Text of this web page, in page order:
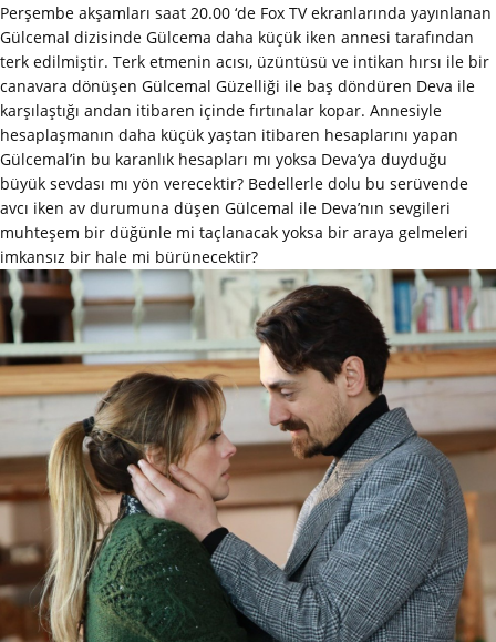
Perşembe akşamları saat 20.00 ‘de Fox TV ekranlarında yayınlanan
Gülcemal dizisinde Gülcema daha küçük iken annesi tarafından
terk edilmiştir. Terk etmenin acısı, üzüntüsü ve intikan hırsı ile bir
canavara dönüşen Gülcemal Güzelliği ile baş döndüren Deva ile
karşılaştığı andan itibaren içinde fırtınalar kopar. Annesiyle
hesaplaşmanın daha küçük yaştan itibaren hesaplarını yapan
Gülcemal’in bu karanlık hesapları mı yoksa Deva’ya duyduğu
büyük sevdası mı yön verecektir? Bedellerle dolu bu serüvende
avcı iken av durumuna düşen Gülcemal ile Deva’nın sevgileri
muhteşem bir düğünle mi taçlanacak yoksa bir araya gelmeleri
imkansız bir hale mi bürünecektir?